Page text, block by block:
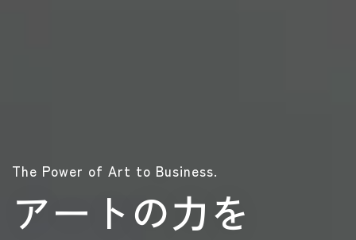
The Power of Art to Business.
アートの力を